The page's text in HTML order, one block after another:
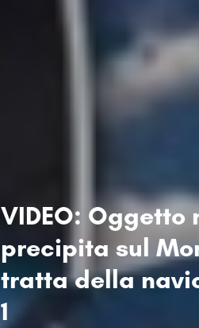
VIDEO:
precipita sul
tratta della
1